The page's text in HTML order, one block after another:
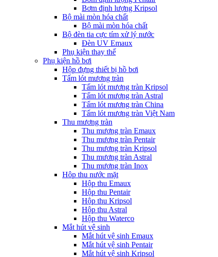
Bơm định lượng Kripsol
Bộ mài mòn hóa chất
Bộ mài mòn hóa chất
Bộ đèn tia cực tím xử lý nước
Đèn UV Emaux
Phụ kiện thay thế
Phụ kiện hồ bơi
Hộp đựng thiết bị hồ bơi
Tấm lót mương tràn
Tấm lót mương tràn Kripsol
Tấm lót mương tràn Astral
Tấm lót mương tràn China
Tấm lót mương tràn Việt Nam
Thu mương tràn
Thu mương tràn Emaux
Thu mương tràn Pentair
Thu mương tràn Kripsol
Thu mương tràn Astral
Thu mương tràn Inox
Hôp thu nước mặt
Hộp thu Emaux
Hộp thu Pentair
Hộp thu Kripsol
Hộp thu Astral
Hộp thu Waterco
Mắt hút vệ sinh
Mắt hút vệ sinh Emaux
Mắt hút vệ sinh Pentair
Mắt hút vệ sinh Kripsol